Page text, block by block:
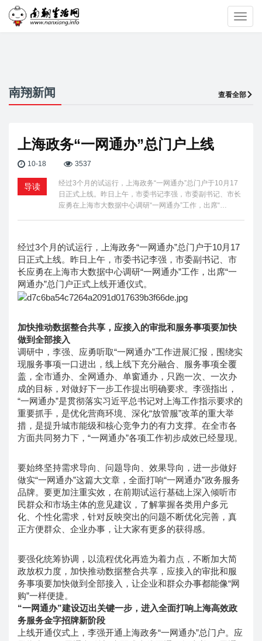
南翔新闻 查看全部
上海政务“一网通办”总门户上线
10-18 3537
导读
经过3个月的试运行，上海政务“一网通办”总门户于10月17
日正式上线。昨日上午，市委书记李强，市委副书记、市长
应勇在上海市大数据中心调研“一网通办”工作，出席“…
经过3个月的试运行，上海政务“一网通办”总门户于10月17
日正式上线。昨日上午，市委书记李强，市委副书记、市
长应勇在上海市大数据中心调研“一网通办”工作，出席“一
网通办”总门户正式上线开通仪式。
加快推动数据整合共享，应接入的审批和服务事项要加快
做到全部接入
调研中，李强、应勇听取“一网通办”工作进展汇报，围绕实
现服务事项一口进出，线上线下充分融合、服务事项全覆
盖，全市通办、全网通办、单窗通办，只跑一次、一次办
成的目标，对做好下一步工作提出明确要求。李强指出，
“一网通办”是贯彻落实习近平总书记对上海工作指示要求的
重要抓手，是优化营商环境、深化“放管服”改革的重大举
措，是提升城市能级和核心竞争力的有力支撑。在全市各
方面共同努力下，“一网通办”各项工作初步成效已经显现。
要始终坚持需求导向、问题导向、效果导向，进一步做好
做实“一网通办”这篇大文章，全面打响“一网通办”政务服务
品牌。要更加注重实效，在前期试运行基础上深入倾听市
民群众和市场主体的意见建议，了解掌握各类用户多元
化、个性化需求，针对反映突出的问题不断优化完善，真
正方便群众、企业办事，让大家有更多的获得感。
要强化统筹协调，以流程优化再造为着力点，不断加大简
政放权力度，加快推动数据整合共享，应接入的审批和服
务事项要加快做到全部接入，让企业和群众办事都能像“网
购”一样便捷。
“一网通办”建设迈出关键一步，进入全面打响上海高效政
务服务金字招牌新阶段
上线开通仪式上，李强开通上海政务“一网通办”总门户。应